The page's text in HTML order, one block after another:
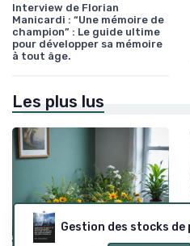
Interview de Florian
Manicardi : “Une mémoire de
champion” : Le guide ultime
pour développer sa mémoire
à tout âge.
Les plus lus
Gestion des stocks